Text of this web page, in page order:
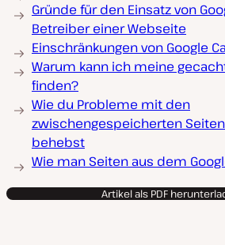
Gründe für den Einsatz von
Betreiber einer Webseite
Einschränkungen von Google
Warum kann ich meine
finden?
Wie du Probleme mit den
zwischengespeicherten
behebst
Wie man Seiten aus dem
Artikel als PDF